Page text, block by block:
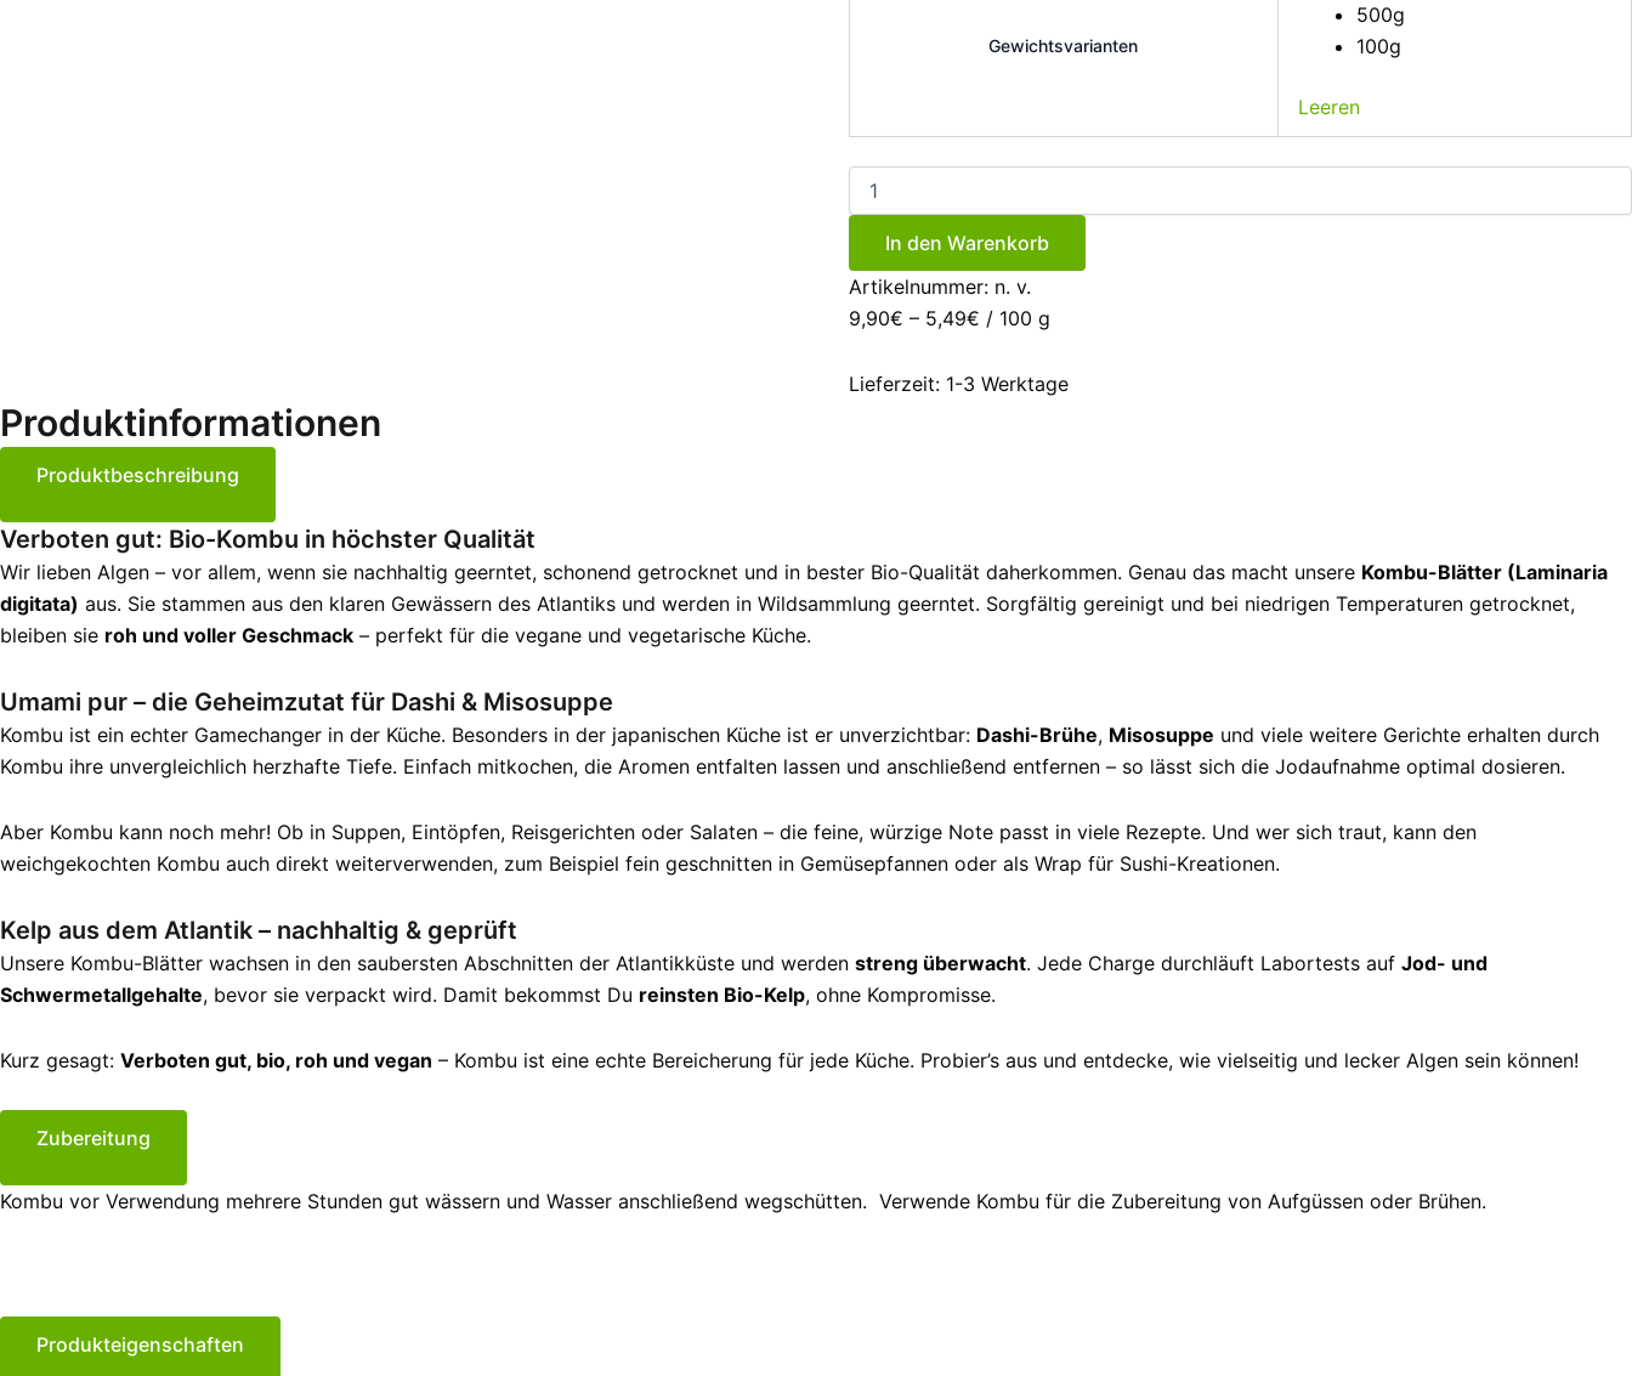
Gewichtsvarianten
500g
100g
Leeren
Kombu
Algen
(Kelp)
Blätter
Menge
In den Warenkorb
Artikelnummer: n. v.
9,90€ – 5,49€ / 100 g
Lieferzeit: 1-3 Werktage
Produktinformationen
Produktbeschreibung
Verboten gut: Bio-Kombu in höchster Qualität
Wir lieben Algen – vor allem, wenn sie nachhaltig geerntet, schonend getrocknet und in bester Bio-Qualität daherkommen. Genau das macht unsere Kombu-Blätter (Laminaria
digitata) aus. Sie stammen aus den klaren Gewässern des Atlantiks und werden in Wildsammlung geerntet. Sorgfältig gereinigt und bei niedrigen Temperaturen getrocknet,
bleiben sie roh und voller Geschmack – perfekt für die vegane und vegetarische Küche.
Umami pur – die Geheimzutat für Dashi & Misosuppe
Kombu ist ein echter Gamechanger in der Küche. Besonders in der japanischen Küche ist er unverzichtbar: Dashi-Brühe, Misosuppe und viele weitere Gerichte erhalten durch
Kombu ihre unvergleichlich herzhafte Tiefe. Einfach mitkochen, die Aromen entfalten lassen und anschließend entfernen – so lässt sich die Jodaufnahme optimal dosieren.
Aber Kombu kann noch mehr! Ob in Suppen, Eintöpfen, Reisgerichten oder Salaten – die feine, würzige Note passt in viele Rezepte. Und wer sich traut, kann den
weichgekochten Kombu auch direkt weiterverwenden, zum Beispiel fein geschnitten in Gemüsepfannen oder als Wrap für Sushi-Kreationen.
Kelp aus dem Atlantik – nachhaltig & geprüft
Unsere Kombu-Blätter wachsen in den saubersten Abschnitten der Atlantikküste und werden streng überwacht. Jede Charge durchläuft Labortests auf Jod- und
Schwermetallgehalte, bevor sie verpackt wird. Damit bekommst Du reinsten Bio-Kelp, ohne Kompromisse.
Kurz gesagt: Verboten gut, bio, roh und vegan – Kombu ist eine echte Bereicherung für jede Küche. Probier’s aus und entdecke, wie vielseitig und lecker Algen sein können!
Zubereitung
Kombu vor Verwendung mehrere Stunden gut wässern und Wasser anschließend wegschütten. Verwende Kombu für die Zubereitung von Aufgüssen oder Brühen.
Produkteigenschaften